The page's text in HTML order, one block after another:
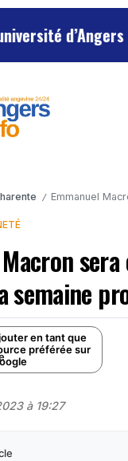
d’Angers
/ Emmanuel Macron sera en
sera
semaine
en tant que
préférée sur
à 19:27